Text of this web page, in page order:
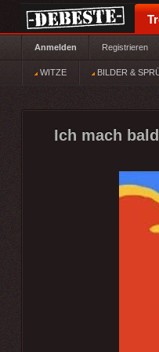
Anmelden Registrieren
WITZE BILDER &
Ich mach